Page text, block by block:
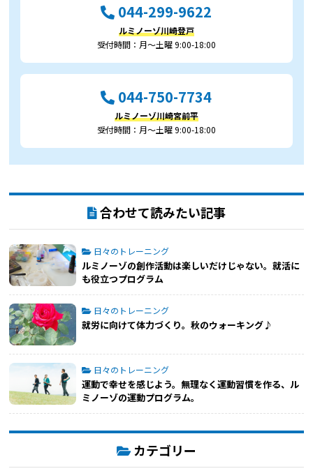
044-299-9622
ルミノーゾ川崎登戸
受付時間：月～土曜 9:00-18:00
044-750-7734
ルミノーゾ川崎宮前平
受付時間：月～土曜 9:00-18:00
合わせて読みたい記事
日々のトレーニング
ルミノーゾの創作活動は楽しいだけじゃない。就活に
も役立つプログラム
日々のトレーニング
就労に向けて体力づくり。秋のウォーキング♪
日々のトレーニング
運動で幸せを感じよう。無理なく運動習慣を作る、ル
ミノーゾの運動プログラム。
カテゴリー